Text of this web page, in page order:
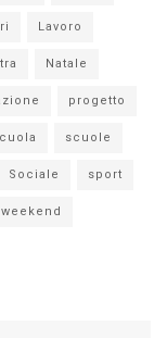
Lavoro
Natale
progetto
scuole
Sociale sport
weekend